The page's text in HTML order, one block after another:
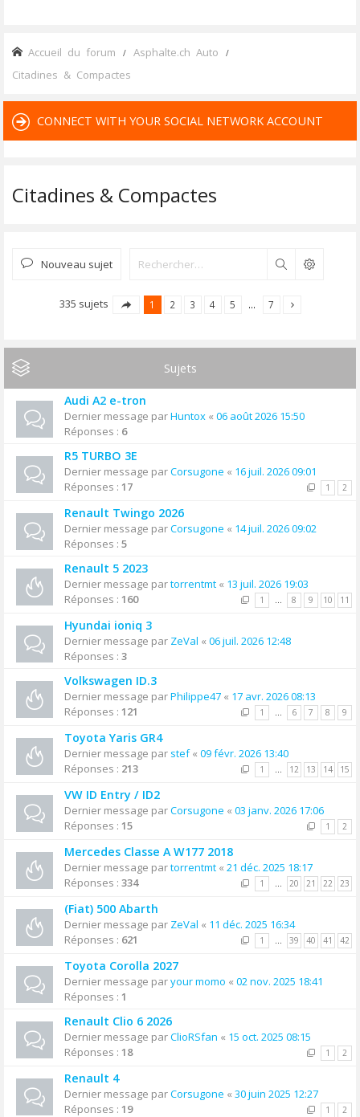
Accueil du forum Asphalte.ch Auto
Citadines & Compactes
CONNECT WITH YOUR SOCIAL NETWORK ACCOUNT
Citadines & Compactes
Nouveau sujet Rechercher
335 sujets 1 2 3 4 5 … 7
Sujets
Audi A2 e-tron
Dernier message parHuntox « 06 août 2026 15:50
Réponses : 6
R5 TURBO 3E
Dernier message parCorsugone « 16 juil. 2026 09:01
Réponses : 17 1 2
Renault Twingo 2026
Dernier message parCorsugone « 14 juil. 2026 09:02
Réponses : 5
Renault 5 2023
Dernier message partorrentmt « 13 juil. 2026 19:03
Réponses : 160 1 … 8 9 10 11
Hyundai ioniq 3
Dernier message par ZeVal « 06 juil. 2026 12:48
Réponses : 3
Volkswagen ID.3
Dernier message parPhilippe47 « 17 avr. 2026 08:13
Réponses : 121 1 … 6 7 8 9
Toyota Yaris GR4
Dernier message par stef« 09 févr. 2026 13:40
Réponses : 213 1 … 12 13 14 15
VW ID Entry / ID2
Dernier message parCorsugone « 03 janv. 2026 17:06
Réponses : 15 1 2
Mercedes Classe A W177 2018
Dernier message partorrentmt « 21 déc. 2025 18:17
Réponses : 334 1 … 20 21 22 23
(Fiat) 500 Abarth
Dernier message par ZeVal « 11 déc. 2025 16:34
Réponses : 621 1 … 39 40 41 42
Toyota Corolla 2027
Dernier message paryour momo « 02 nov. 2025 18:41
Réponses : 1
Renault Clio 6 2026
Dernier message parClioRSfan « 15 oct. 2025 08:15
Réponses : 18 1 2
Renault 4
Dernier message parCorsugone « 30 juin 2025 12:27
Réponses : 19 1 2